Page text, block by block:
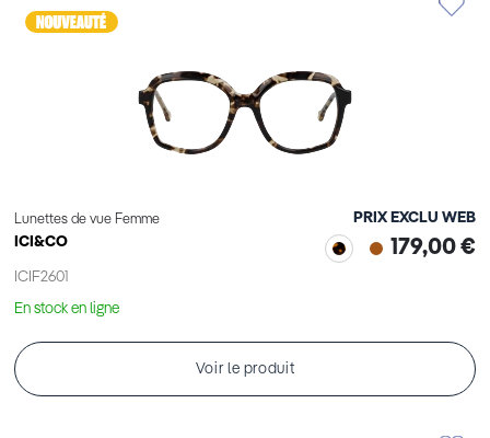
Lunettes de vue Femme
ICI&CO
ICIF2601
PRIX EXCLU WEB
179,00 €
En stock en ligne
Voir le produit